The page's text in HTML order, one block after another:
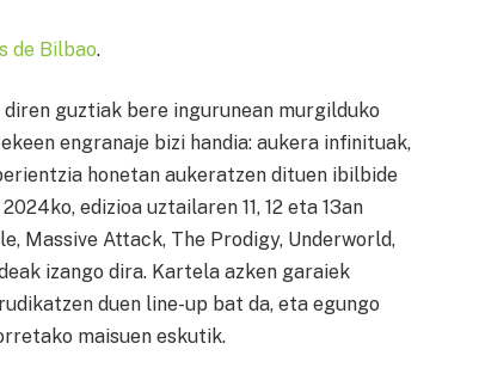
de Bilbao.
guztiak bere ingurunean murgilduko
engranaje bizi handia: aukera infinituak,
honetan aukeratzen dituen ibilbide
edizioa uztailaren 11, 12 eta 13an
Massive Attack, The Prodigy, Underworld,
izango dira. Kartela azken garaiek
duen line-up bat da, eta egungo
maisuen eskutik.